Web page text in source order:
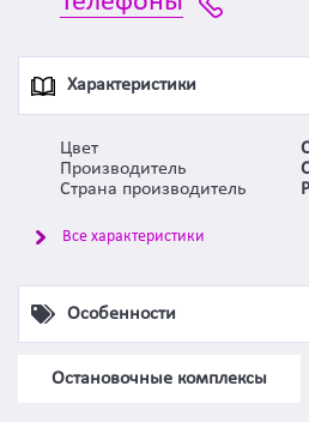
Характеристики
Цвет
Производитель
Страна производитель
Все характеристики
Особенности
Остановочные комплексы